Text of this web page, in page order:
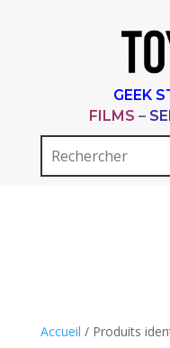
GEEK
FILMS –
Accueil / Produits